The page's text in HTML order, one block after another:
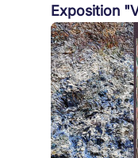
Exposition